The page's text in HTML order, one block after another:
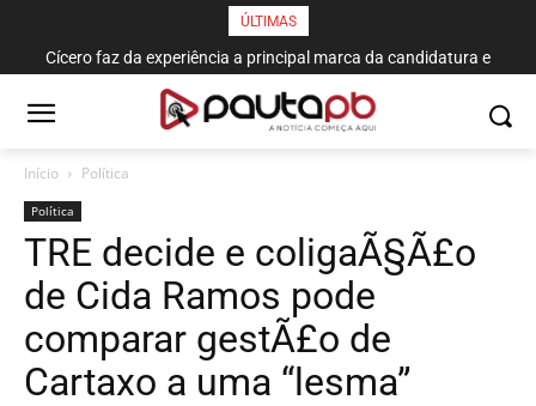
ÚLTIMAS
Cícero faz da experiência a principal marca da candidatura e
recebe respaldo de aliados na convenção do MDB
Início Política
Política
TRE decide e coligaÃ§Ã£o
de Cida Ramos pode
comparar gestÃ£o de
Cartaxo a uma “lesma”